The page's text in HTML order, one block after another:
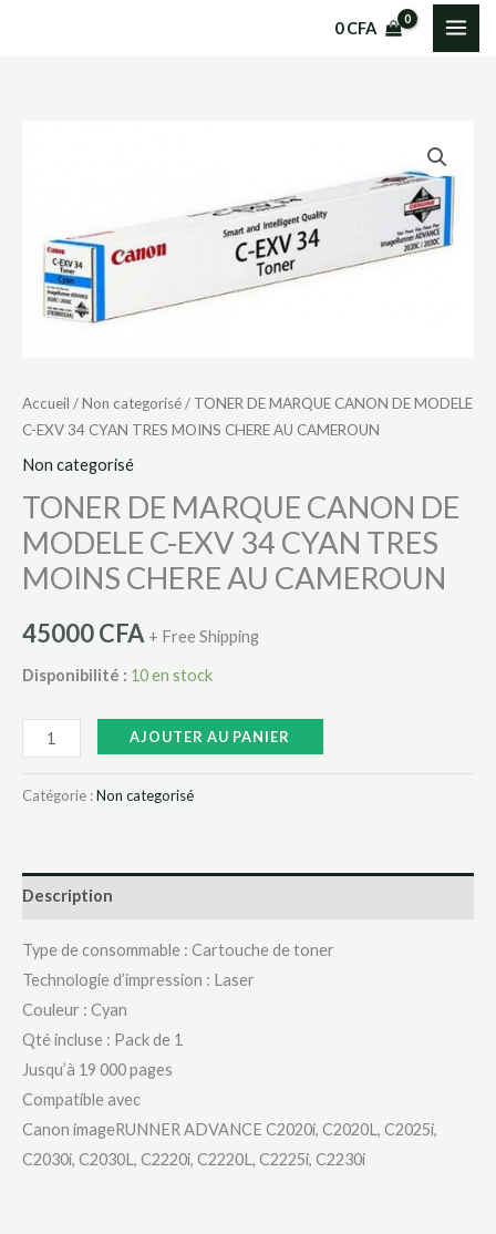
0CFA
Accueil /Non categorisé/ TONER DE MARQUE CANON DE MODELE
C-EXV 34 CYAN TRES MOINS CHERE AU CAMEROUN
Non categorisé
TONER DE MARQUE CANON DE
MODELE C-EXV 34 CYAN TRES
MOINS CHERE AU CAMEROUN
45000CFA + Free Shipping
Disponibilité : 10 en stock
MARQUE
CANON
DE
EXV
34
CYAN
TRES
MOINS
CHERE
AU
AJOUTER AU PANIER
Catégorie :Non categorisé
Description
Type de consommable : Cartouche de toner
Technologie d’impression : Laser
Couleur : Cyan
Qté incluse : Pack de 1
Jusqu’à 19 000 pages
Compatible avec
Canon imageRUNNER ADVANCE C2020i, C2020L, C2025i,
C2030i, C2030L, C2220i, C2220L, C2225i, C2230i